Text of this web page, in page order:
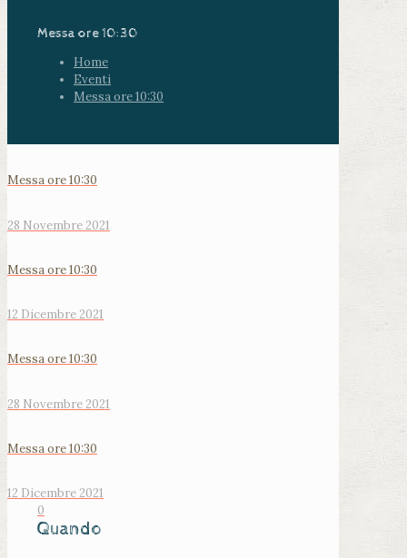
Messa ore 10:30
Home
Eventi
Messa ore 10:30
Messa ore 10:30
28 Novembre 2021
Messa ore 10:30
12 Dicembre 2021
Messa ore 10:30
28 Novembre 2021
Messa ore 10:30
12 Dicembre 2021
0
Quando